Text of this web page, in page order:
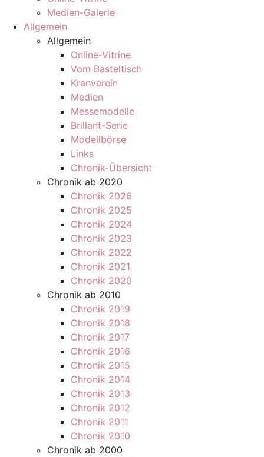
Medien-Galerie
Allgemein
Allgemein
Online-Vitrine
Vom Basteltisch
Kranverein
Medien
Messemodelle
Brillant-Serie
Modellbörse
Links
Chronik-Übersicht
Chronik ab 2020
Chronik 2026
Chronik 2025
Chronik 2024
Chronik 2023
Chronik 2022
Chronik 2021
Chronik 2020
Chronik ab 2010
Chronik 2019
Chronik 2018
Chronik 2017
Chronik 2016
Chronik 2015
Chronik 2014
Chronik 2013
Chronik 2012
Chronik 2011
Chronik 2010
Chronik ab 2000